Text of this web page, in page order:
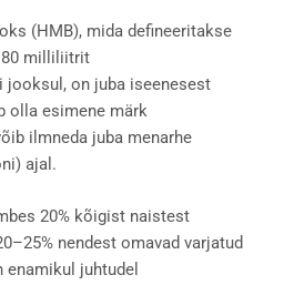
(HMB), mida defineeritakse
80 milliliitrit
on juba iseenesest
olla esimene märk
ilmneda juba menarhe
ajal.
20% kõigist naistest
nendest omavad varjatud
juhtudel